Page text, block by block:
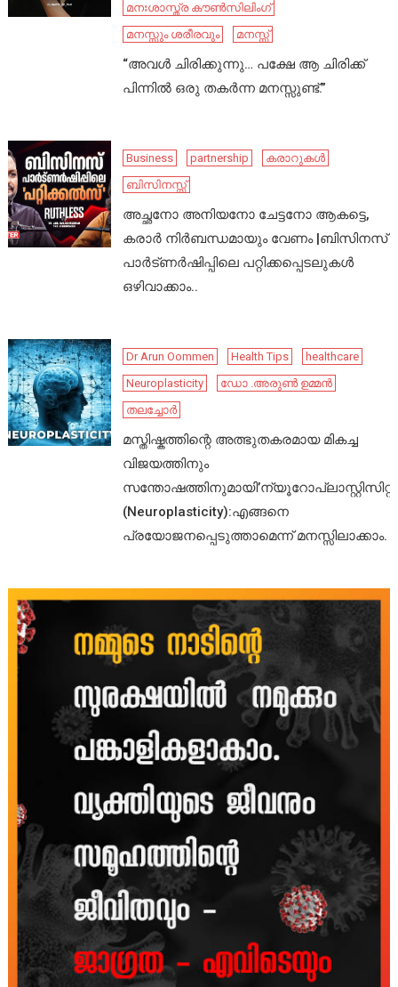
മനഃശാസ്ത്ര കൗൺസിലിംഗ്
മനസ്സും ശരീരവും
മനസ്സ്
“അവൾ ചിരിക്കുന്നു… പക്ഷേ ആ ചിരിക്ക്
പിന്നിൽ ഒരു തകർന്ന മനസ്സുണ്ട്.”
Business partnership
കരാറുകൾ
ബിസിനസ്സ്
അച്ഛനോ അനിയനോ ചേട്ടനോ ആകട്ടെ,
കരാർ നിർബന്ധമായും വേണം |ബിസിനസ്
പാർട്ണർഷിപ്പിലെ പറ്റിക്കപ്പെടലുകൾ
ഒഴിവാക്കാം..
Dr Arun Oommen Health Tips
healthcare
Neuroplasticity
ഡോ .അരുൺ ഉമ്മൻ
തലച്ചോർ
മസ്തിഷ്കത്തിന്റെ അത്ഭുതകരമായ മികച്ച
വിജയത്തിനും
സന്തോഷത്തിനുമായി’ന്യൂറോപ്ലാസ്റ്റിസിറ്റി’
(Neuroplasticity):എങ്ങനെ
പ്രയോജനപ്പെടുത്താമെന്ന് മനസ്സിലാക്കാം.